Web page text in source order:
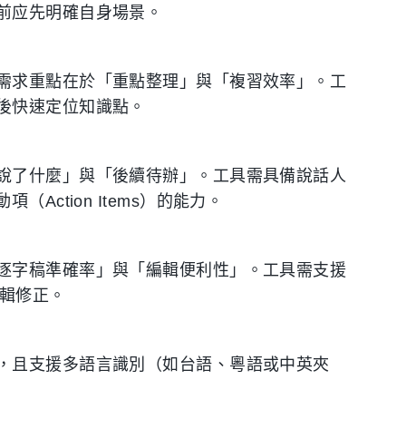
应先明確自身場景。
求重點在於「重點整理」與「複習效率」。工
快速定位知識點。
什麼」與「後續待辦」。工具需具備說話人
項（Action Items）的能力。
字稿準確率」與「編輯便利性」。工具需支援
修正。
且支援多語言識別（如台語、粵語或中英夾